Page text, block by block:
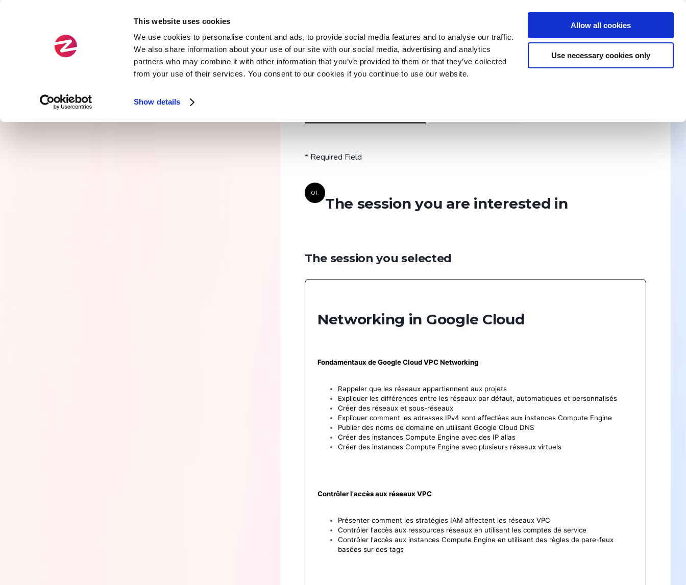
This website uses cookies
We use cookies to personalise content and ads, to provide social media features and to analyse our traffic.
We also share information about your use of our site with our social media, advertising and analytics
partners who may combine it with other information that you’ve provided to them or that they’ve collected
from your use of their services. You consent to our cookies if you continue to use our website.
Show details
Allow all cookies
Use necessary cookies only
Trainings
Fields
Service Arch & APIs
Cloud
Types
Official
courses to master key tools and technologies
Explore all trainings
Discover
Custom-designed
challenges of your team or company.
CoursesWorkshops & ConferencesZenika Training Search for a Training Contact Us
* Required Field
01.
The session you are interested in
The session you selected
Networking in Google Cloud
Fondamentaux de Google Cloud VPC Networking
Rappeler que les réseaux appartiennent aux projets
Expliquer les différences entre les réseaux par défaut, automatiques et personnalisés
Créer des réseaux et sous-réseaux
Expliquer comment les adresses IPv4 sont affectées aux instances Compute Engine
Publier des noms de domaine en utilisant Google Cloud DNS
Créer des instances Compute Engine avec des IP alias
Créer des instances Compute Engine avec plusieurs réseaux virtuels
Contrôler l'accès aux réseaux VPC
Présenter comment les stratégies IAM affectent les réseaux VPC
Contrôler l'accès aux ressources réseaux en utilisant les comptes de service
Contrôler l'accès aux instances Compute Engine en utilisant des règles de pare-feux
basées sur des tags